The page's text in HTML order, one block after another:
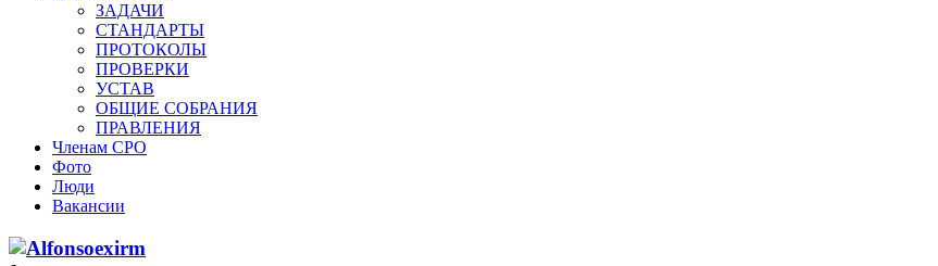
ЗАДАЧИ
СТАНДАРТЫ
ПРОТОКОЛЫ
ПРОВЕРКИ
УСТАВ
ОБЩИЕ СОБРАНИЯ
ПРАВЛЕНИЯ
Членам СРО
Фото
Люди
Вакансии